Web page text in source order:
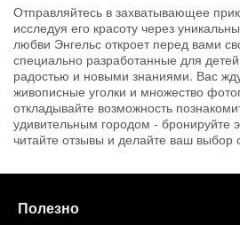
Отправляйтесь в захватывающее
исследуя его красоту через
любви Энгельс откроет перед вами
специально разработанные для
радостью и новыми знаниями. Вас
живописные уголки и множество
откладывайте возможность
удивительным городом - бронируйте
читайте отзывы и делайте ваш выбор
Полезно